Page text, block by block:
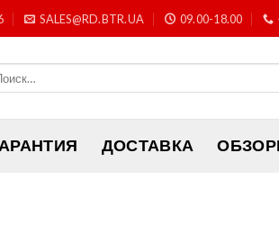
SALES@RD.BTR.UA 09.00-18.00
ДОСТАВКА